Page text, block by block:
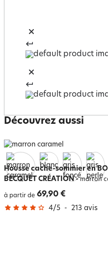
Découvrez aussi
Housse cache-sommier en
BECQUET CRÉATION -marron
à partir de 69,90 €
4/5 - 213 avis